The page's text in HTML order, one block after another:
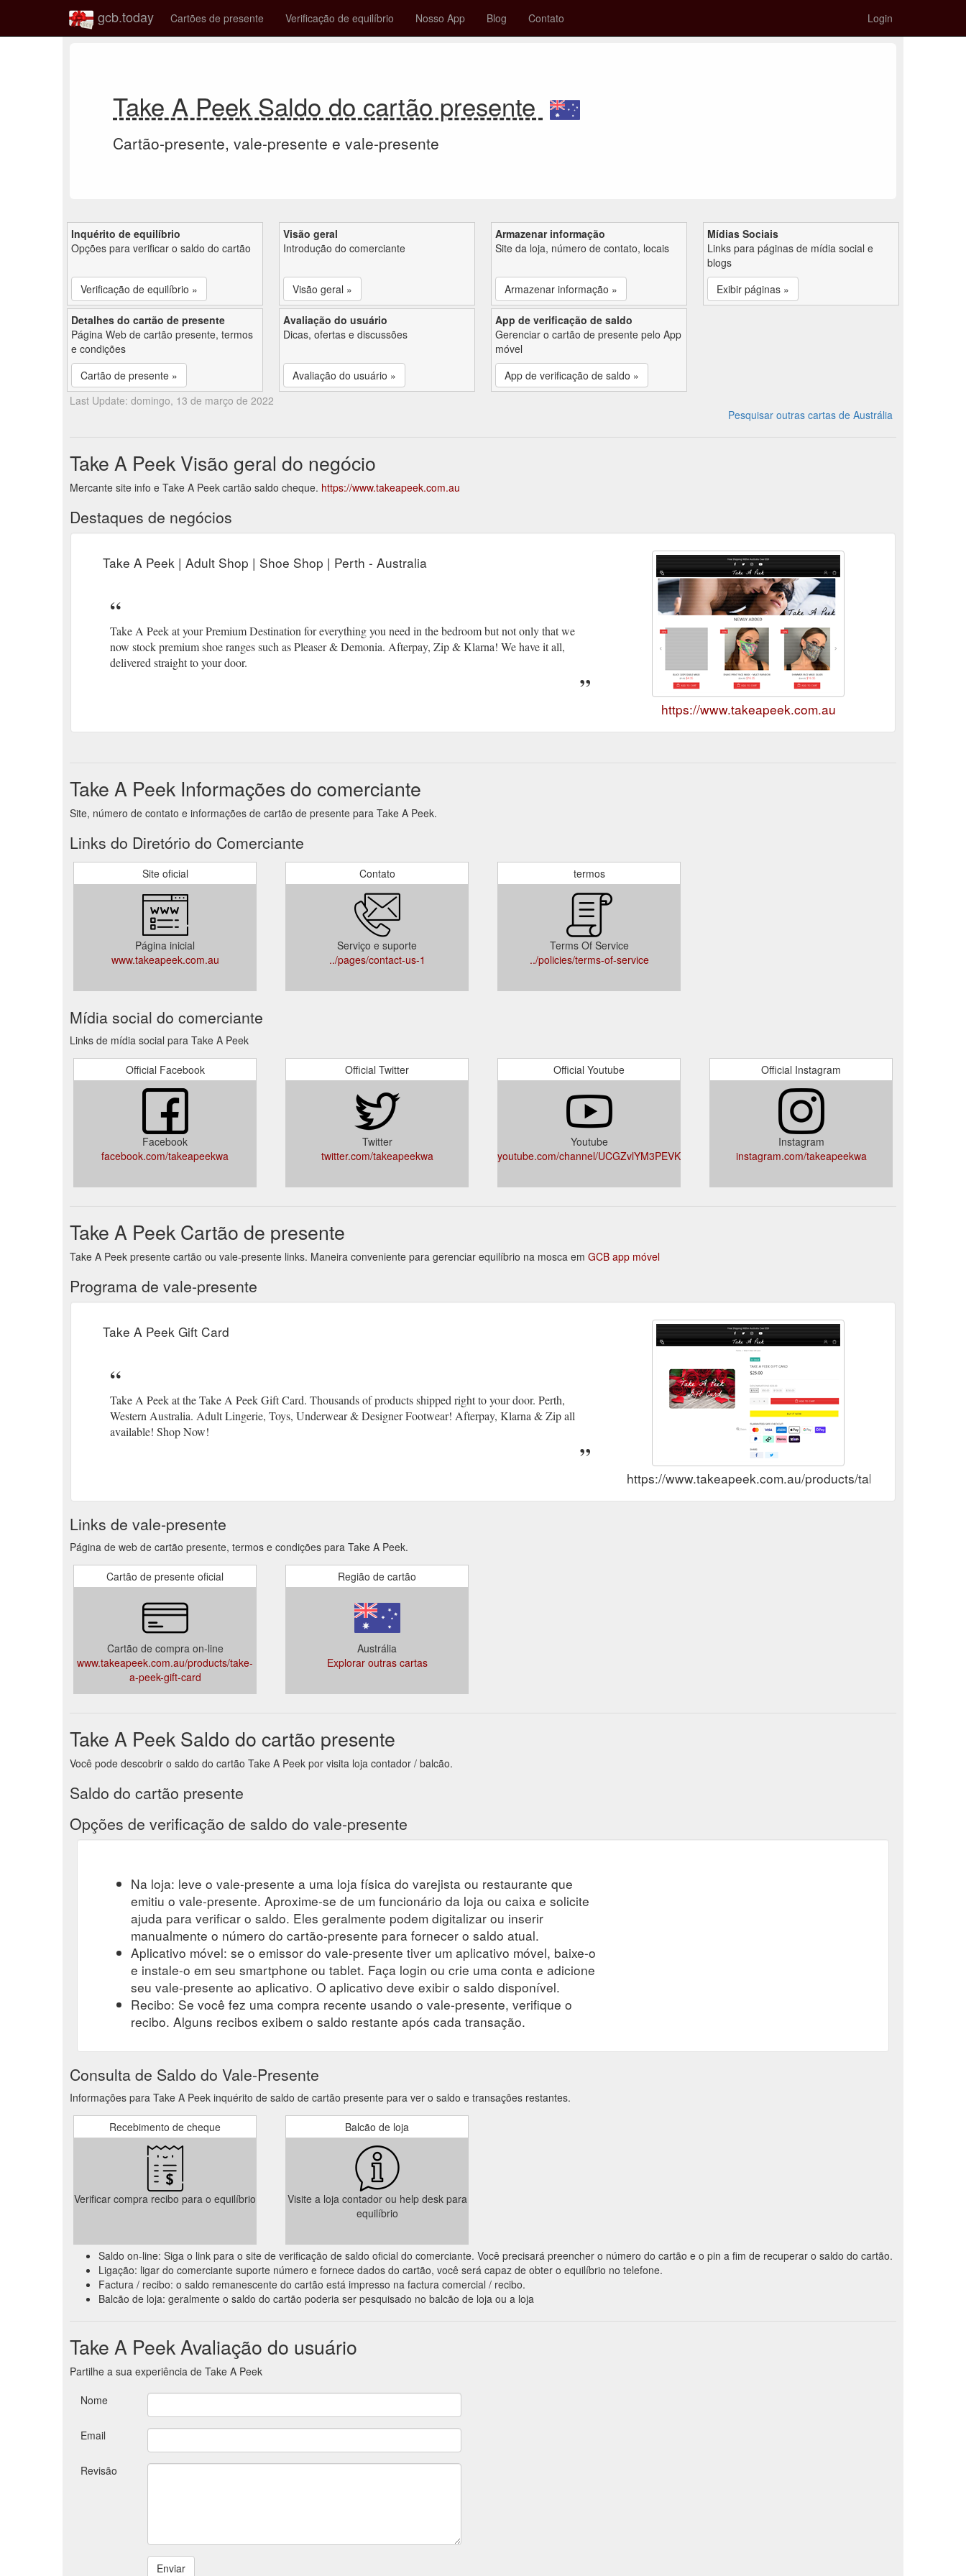
gcb.today Cartões de presente Verificação de equilíbrio Nosso App Blog Contato Login
Take A Peek Saldo do cartão presente
Cartão-presente, vale-presente e vale-presente
Inquérito de equilíbrio
Opções para verificar o saldo do cartão
Verificação de equilíbrio »
Visão geral
Introdução do comerciante
Visão geral »
Armazenar informação
Site da loja, número de contato, locais
Armazenar informação »
Mídias Sociais
Links para páginas de mídia social e
blogs
Exibir páginas »
Detalhes do cartão de presente
Página Web de cartão presente, termos
e condições
Cartão de presente »
Avaliação do usuário
Dicas, ofertas e discussões
Avaliação do usuário »
App de verificação de saldo
Gerenciar o cartão de presente pelo App
móvel
App de verificação de saldo »
Last Update: domingo, 13 de março de 2022
Pesquisar outras cartas de Austrália
Take A Peek Visão geral do negócio
Mercante site info e Take A Peek cartão saldo cheque. https://www.takeapeek.com.au
Destaques de negócios
Take A Peek | Adult Shop | Shoe Shop | Perth - Australia
Take A Peek at your Premium Destination for everything you need in the bedroom but not only that we
now stock premium shoe ranges such as Pleaser & Demonia. Afterpay, Zip & Klarna! We have it all,
delivered straight to your door.
https://www.takeapeek.com.au
Take A Peek Informações do comerciante
Site, número de contato e informações de cartão de presente para Take A Peek.
Links do Diretório do Comerciante
Site oficial
Página inicial
www.takeapeek.com.au
Contato
Serviço e suporte
../pages/contact-us-1
termos
Terms Of Service
../policies/terms-of-service
Mídia social do comerciante
Links de mídia social para Take A Peek
Official Facebook
Facebook
facebook.com/takeapeekwa
Official Twitter
Twitter
twitter.com/takeapeekwa
Official Youtube
Youtube
youtube.com/channel/UCGZvlYM3PEVK3HABRfs7zfA
Official Instagram
Instagram
instagram.com/takeapeekwa
Take A Peek Cartão de presente
Take A Peek presente cartão ou vale-presente links. Maneira conveniente para gerenciar equilíbrio na mosca em GCB app móvel
Programa de vale-presente
Take A Peek Gift Card
Take A Peek at the Take A Peek Gift Card. Thousands of products shipped right to your door. Perth,
Western Australia. Adult Lingerie, Toys, Underwear & Designer Footwear! Afterpay, Klarna & Zip all
available! Shop Now!
https://www.takeapeek.com.au/products/take-a-peek-gift-
Links de vale-presente
Página de web de cartão presente, termos e condições para Take A Peek.
Cartão de presente oficial
Cartão de compra on-line
www.takeapeek.com.au/products/take-
a-peek-gift-card
Região de cartão
Austrália
Explorar outras cartas
Take A Peek Saldo do cartão presente
Você pode descobrir o saldo do cartão Take A Peek por visita loja contador / balcão.
Saldo do cartão presente
Opções de verificação de saldo do vale-presente
Na loja: leve o vale-presente a uma loja física do varejista ou restaurante que
emitiu o vale-presente. Aproxime-se de um funcionário da loja ou caixa e solicite
ajuda para verificar o saldo. Eles geralmente podem digitalizar ou inserir
manualmente o número do cartão-presente para fornecer o saldo atual.
Aplicativo móvel: se o emissor do vale-presente tiver um aplicativo móvel, baixe-o
e instale-o em seu smartphone ou tablet. Faça login ou crie uma conta e adicione
seu vale-presente ao aplicativo. O aplicativo deve exibir o saldo disponível.
Recibo: Se você fez uma compra recente usando o vale-presente, verifique o
recibo. Alguns recibos exibem o saldo restante após cada transação.
Consulta de Saldo do Vale-Presente
Informações para Take A Peek inquérito de saldo de cartão presente para ver o saldo e transações restantes.
Recebimento de cheque
Verificar compra recibo para o equilíbrio
Balcão de loja
Visite a loja contador ou help desk para
equilíbrio
Saldo on-line: Siga o link para o site de verificação de saldo oficial do comerciante. Você precisará preencher o número do cartão e o pin a fim de recuperar o saldo do cartão.
Ligação: ligar do comerciante suporte número e fornece dados do cartão, você será capaz de obter o equilíbrio no telefone.
Factura / recibo: o saldo remanescente do cartão está impresso na factura comercial / recibo.
Balcão de loja: geralmente o saldo do cartão poderia ser pesquisado no balcão de loja ou a loja
Take A Peek Avaliação do usuário
Partilhe a sua experiência de Take A Peek
Nome
Email
Revisão